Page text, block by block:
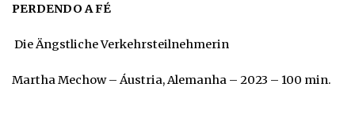
PERDENDO A FÉ
Die Ängstliche Verkehrsteilnehmerin
Martha Mechow – Áustria, Alemanha – 2023 – 100 min.